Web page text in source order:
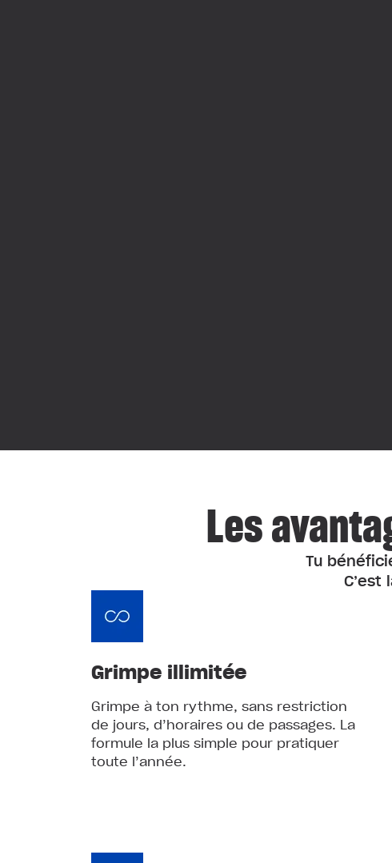
Les
Tu
Grimpe illimitée
Grimpe à ton rythme, sans restriction
de jours, d’horaires ou de passages. La
formule la plus simple pour pratiquer
toute l’année.